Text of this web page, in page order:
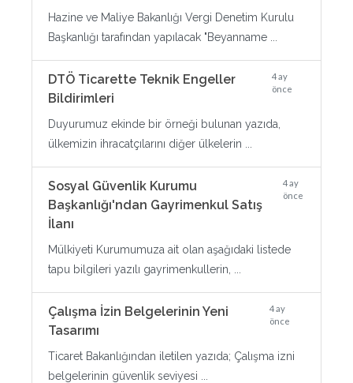
Hazine ve Maliye Bakanlığı Vergi Denetim Kurulu
Başkanlığı tarafından yapılacak "Beyanname ...
DTÖ Ticarette Teknik Engeller
Bildirimleri
4 ay
önce
Duyurumuz ekinde bir örneği bulunan yazıda,
ülkemizin ihracatçılarını diğer ülkelerin ...
Sosyal Güvenlik Kurumu
Başkanlığı'ndan Gayrimenkul Satış
İlanı
4 ay
önce
Mülkiyeti Kurumumuza ait olan aşağıdaki listede
tapu bilgileri yazılı gayrimenkullerin, ...
Çalışma İzin Belgelerinin Yeni
Tasarımı
4 ay
önce
Ticaret Bakanlığından iletilen yazıda; Çalışma izni
belgelerinin güvenlik seviyesi ...